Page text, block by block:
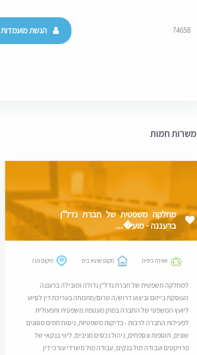
74658 הגשת מועמדות
משרות חמות
מחלקה משפטית של חברת נדל"ן
ברעננה - מוע�...
אווירה כיפית מקום שהוא בית מיקום פגז
למחלקה משפטית של חברת נדל"ן גדולה ומובילה ברעננה
העוסקת בייזום וביצוע דרוש/ה טרום/מתמחה בעריכת דין לסיוע
ליועץ המשפטי של החברה במתן מעטפת משפטית ותפעולית
לפעילות החברה לרבות - בדיקות משפטיות, ניסוח חוזים מסוגים
שונים, תוספות ונספחים, ניהול נכסים מניבים, ליווי בנקאי של
פרויקטים ועבודה מול בנקים, עבודה מול משרדי עורכי דין